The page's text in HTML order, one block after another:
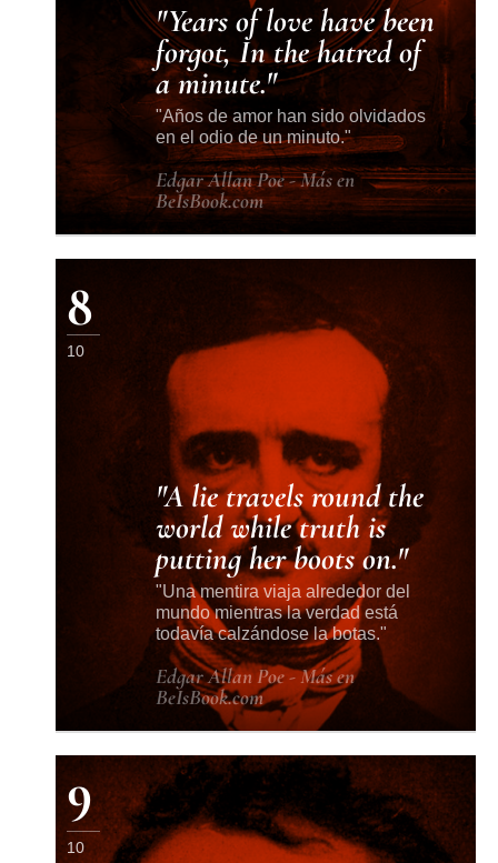
Years of love have been
forgot, In the hatred of
a minute.
Años de amor han sido olvidados
en el odio de un minuto.
Edgar Allan Poe - Más en
BeIsBook.com
8
10
A lie travels round the
world while truth is
putting her boots on.
Una mentira viaja alrededor del
mundo mientras la verdad está
todavía calzándose la botas.
Edgar Allan Poe - Más en
BeIsBook.com
9
10